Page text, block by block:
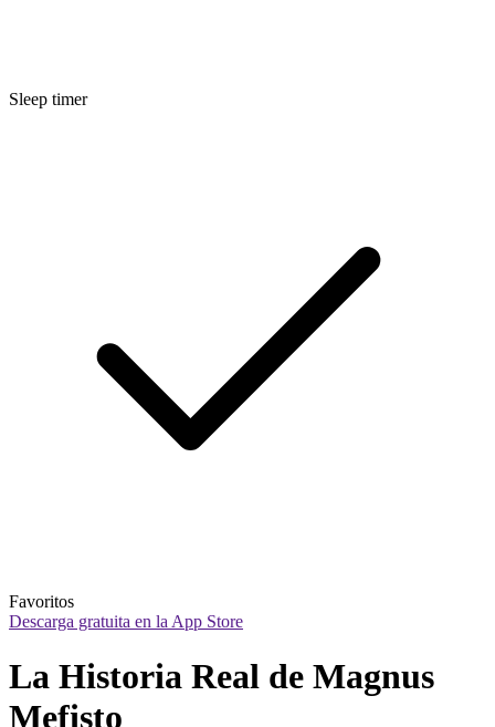
Sleep timer
Favoritos
Descarga gratuita en la App Store
La Historia Real de Magnus
Mefisto